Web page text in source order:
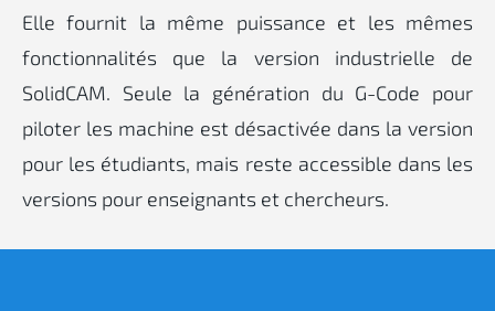
Elle fournit la même puissance et les mêmes
fonctionnalités que la version industrielle de
SolidCAM. Seule la génération du G-Code pour
piloter les machine est désactivée dans la version
pour les étudiants, mais reste accessible dans les
versions pour enseignants et chercheurs.